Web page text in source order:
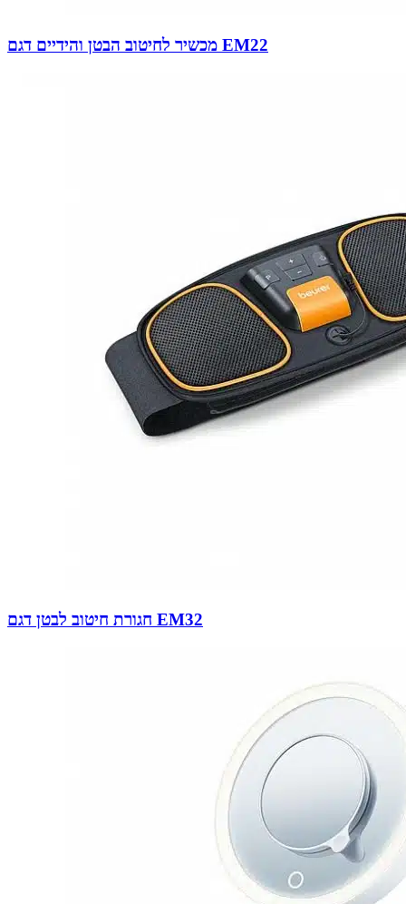
מכשיר לחיטוב הבטן והידיים דגם EM22
חגורת חיטוב לבטן דגם EM32